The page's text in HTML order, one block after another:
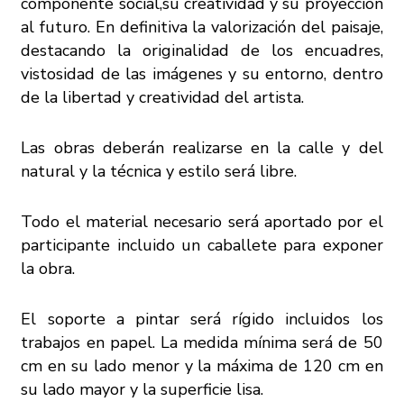
al futuro. En definitiva la valorización del paisaje,
destacando la originalidad de los encuadres,
vistosidad de las imágenes y su entorno, dentro
de la libertad y creatividad del artista.
Las obras deberán realizarse en la calle y del
natural y la técnica y estilo será libre.
Todo el material necesario será aportado por el
participante incluido un caballete para exponer
la obra.
El soporte a pintar será rígido incluidos los
trabajos en papel. La medida mínima será de 50
cm en su lado menor y la máxima de 120 cm en
su lado mayor y la superficie lisa.